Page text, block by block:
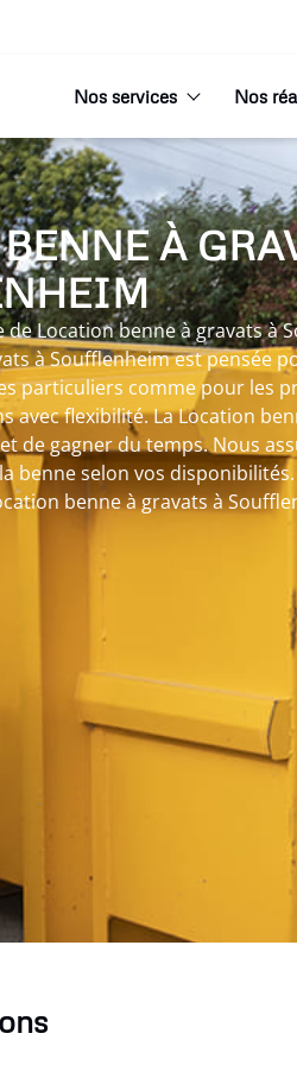
Nos services Nos
À
de Location benne à gravats à
à Soufflenheim est pensée
particuliers comme pour les
avec flexibilité. La Location
de gagner du temps. Nous
benne selon vos disponibilités.
benne à gravats à